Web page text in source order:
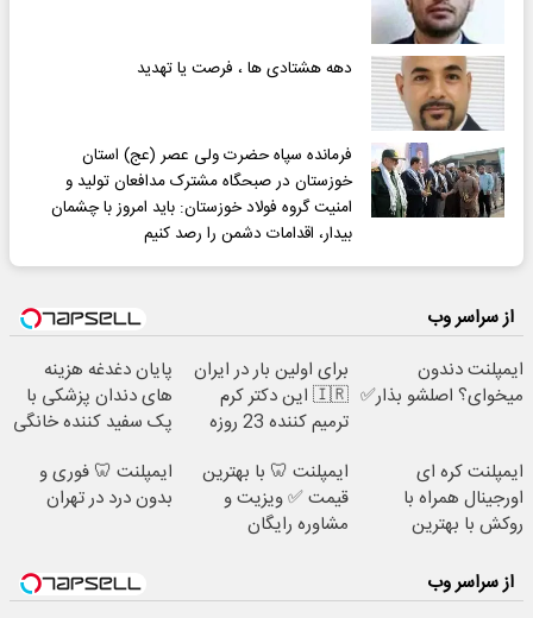
دهه هشتادی ها ، فرصت یا تهدید
فرمانده سپاه حضرت ولی عصر (عج) استان
خوزستان در صبحگاه مشترک مدافعان تولید و
امنیت گروه فولاد خوزستان: باید امروز با چشمان
بیدار، اقدامات دشمن را رصد کنیم
از سراسر وب
ایمپلنت دندون
میخوای؟ اصلشو بذار✅
برای اولین بار در ایران
🇮🇷 این دکتر کرم
ترمیم کننده 23 روزه
پایان دغدغه هزینه
های دندان پزشکی با
پک سفید کننده خانگی
ایمپلنت کره ای
اورجینال همراه با
روکش با بهترین
ایمپلنت 🦷 با بهترین
قیمت ✅ ویزیت و
مشاوره رایگان
ایمپلنت 🦷 فوری و
بدون درد در تهران
از سراسر وب